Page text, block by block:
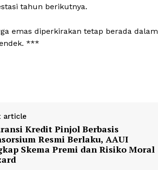
tahun berikutnya.
emas diperkirakan tetap berada dalam
***
article
Kredit Pinjol Berbasis
Resmi Berlaku, AAUI
Skema Premi dan Risiko Moral